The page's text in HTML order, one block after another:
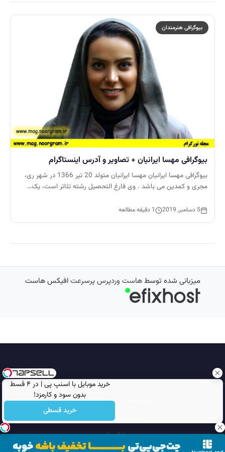
خرید موبایل با اسنپ پی | در ۴ قسط
بدون سود و کارمزد!
خرید قسطی
بیوگرافی هنرمندان
بیوگرافی مهسا ایرانیان + تصاویر و آدرس اینستاگرام
بیوگرافی مهسا ایرانیان مهسا ایرانیان متولد 20 تیر 1366 در شهر ری،
مجری و کمدین می باشد . وی فارغ التحصیل رشته تئاتر است، یک…
5 دسامبر, 2019 1 دقیقه مطالعه
میزبانی شده توسطهاست وردپرس پرسرعتافیکس هاست
تمامی حقوق محفوظ است © 2026
مجله نورگرام
انجمن نورگرام
بانک عکس
سایت هم معنی